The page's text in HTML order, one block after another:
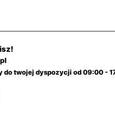
do twojej dyspozycji od 09:00 -